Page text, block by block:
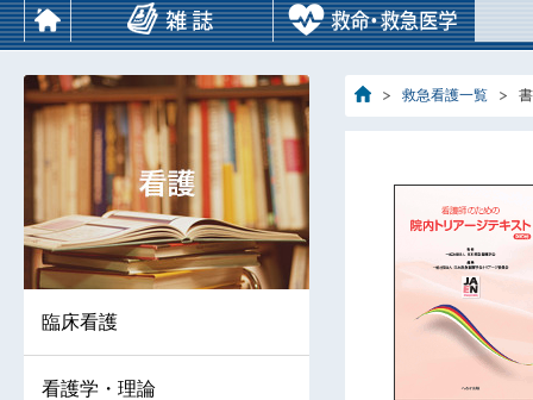
救急看護一覧
臨床看護
看護学・理論